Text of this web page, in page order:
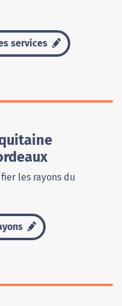
services
les rayons du